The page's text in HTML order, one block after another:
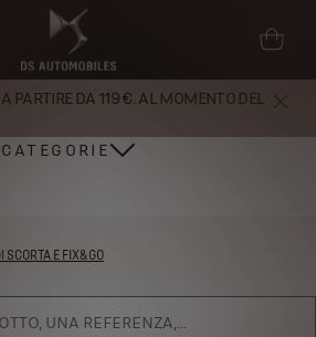
A PARTIRE DA 119 €. AL MOMENTO DEL
CATEGORIE
SCORTA E FIX&GO